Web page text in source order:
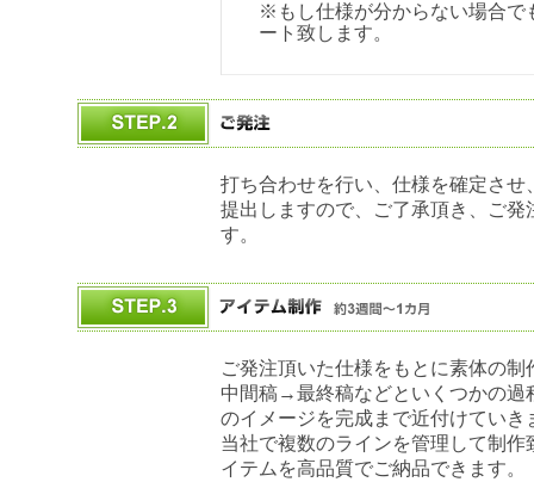
※もし仕様が分からない場合で
ート致します。
打ち合わせを行い、仕様を確定させ
提出しますので、ご了承頂き、ご発
す。
ご発注頂いた仕様をもとに素体の制
中間稿→最終稿などといくつかの過
のイメージを完成まで近付けていき
当社で複数のラインを管理して制
イテムを高品質でご納品できます。